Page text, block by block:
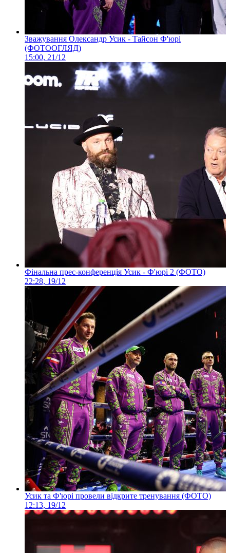
Зважування Олександр Усик - Тайсон Ф'юрі
(ФОТООГЛЯД)
15:00, 21/12
Фінальна прес-конференція Усик - Ф'юрі 2 (ФОТО)
22:28, 19/12
Усик та Ф'юрі провели відкрите тренування (ФОТО)
12:13, 19/12